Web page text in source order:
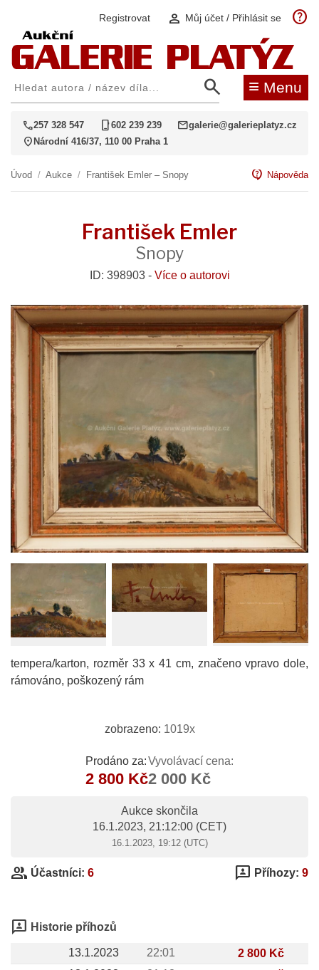
Registrovat person Můj účet / Přihlásit se help
search ≡ Menu
call257 328 547 phone_iphone602 239 239 mailgalerie@galerieplatyz.cz
location_on Národní 416/37, 110 00 Praha 1
Úvod / Aukce / František Emler – Snopy contact_support Nápověda
František Emler
Snopy
ID: 398903 - Více o autorovi
tempera/karton, rozměr 33 x 41 cm, značeno vpravo dole,
rámováno, poškozený rám
zobrazeno: 1019x
Prodáno za:
2 800 Kč
Vyvolávací cena:
2 000 Kč
Aukce skončila
16.1.2023, 21:12:00 (CET)
16.1.2023, 19:12 (UTC)
group Účastníci: 6 3p Příhozy: 9
3p Historie příhozů
13.1.2023 22:01
2 800 Kč